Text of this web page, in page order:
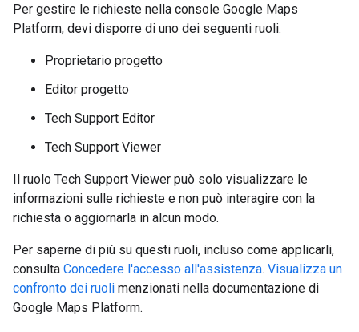
Per gestire le richieste nella console Google Maps
Platform, devi disporre di uno dei seguenti ruoli:
Proprietario progetto
Editor progetto
Tech Support Editor
Tech Support Viewer
Il ruolo Tech Support Viewer può solo visualizzare le
informazioni sulle richieste e non può interagire con la
richiesta o aggiornarla in alcun modo.
Per saperne di più su questi ruoli, incluso come applicarli,
consulta Concedere l'accesso all'assistenza. Visualizza un
confronto dei ruoli menzionati nella documentazione di
Google Maps Platform.